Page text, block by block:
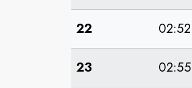
22 02:52
23 02:55